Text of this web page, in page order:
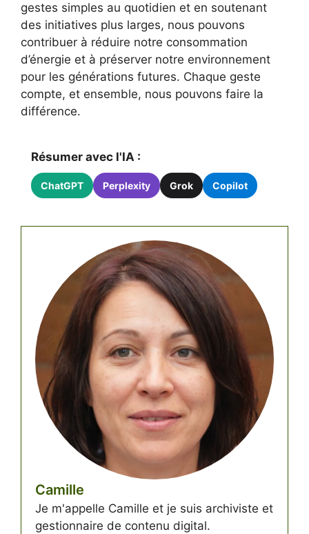
gestes simples au quotidien et en soutenant
des initiatives plus larges, nous pouvons
contribuer à réduire notre consommation
d’énergie et à préserver notre environnement
pour les générations futures. Chaque geste
compte, et ensemble, nous pouvons faire la
différence.
Résumer avec l'IA :
ChatGPT Perplexity Grok Copilot
Camille
Je m'appelle Camille et je suis archiviste et
gestionnaire de contenu digital.